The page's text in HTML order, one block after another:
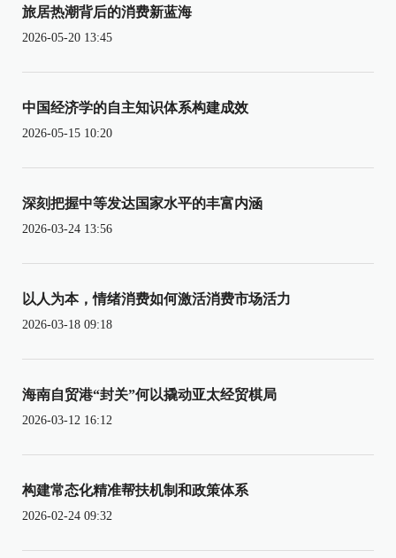
旅居热潮背后的消费新蓝海
2026-05-20 13:45
中国经济学的自主知识体系构建成效
2026-05-15 10:20
深刻把握中等发达国家水平的丰富内涵
2026-03-24 13:56
以人为本，情绪消费如何激活消费市场活力
2026-03-18 09:18
海南自贸港“封关”何以撬动亚太经贸棋局
2026-03-12 16:12
构建常态化精准帮扶机制和政策体系
2026-02-24 09:32